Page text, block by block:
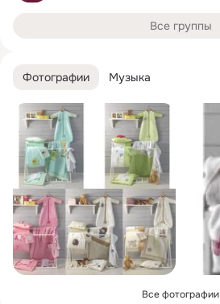
Фотографии Музыка
Все фотографии
Все группы